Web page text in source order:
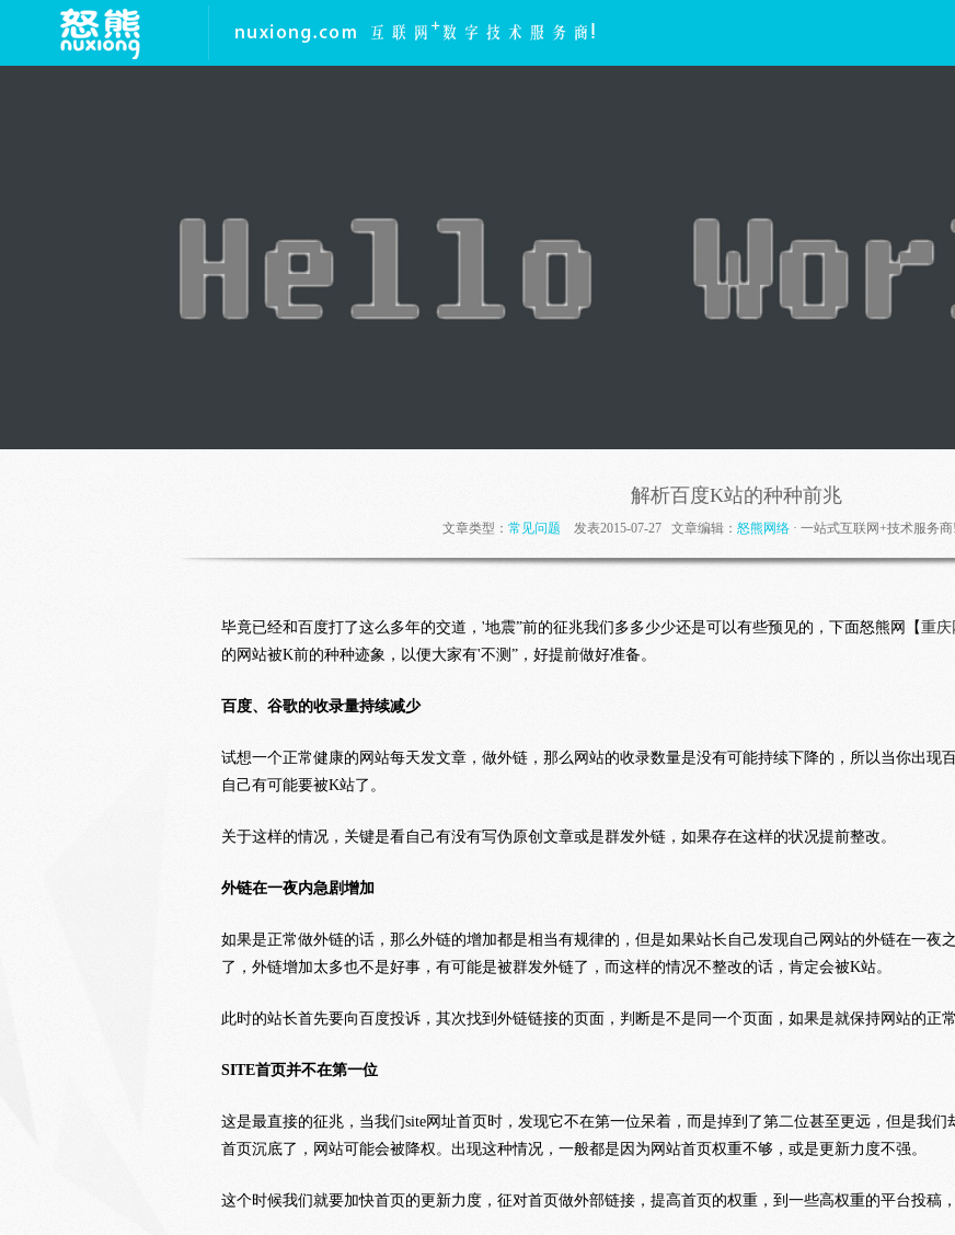
解析百度K站的种种前兆
文章类型： 常见问题 发表2015-07-27 文章编辑： 怒熊网络 · 一站式互联网+技术服务
毕竟已经和百度打了这么多年的交道，'地震”前的征兆我们多多少少还是可以有些预见的，下面怒熊网【重庆
的网站被K前的种种迹象，以便大家有'不测”，好提前做好准备。
百度、谷歌的收录量持续减少
试想一个正常健康的网站每天发文章，做外链，那么网站的收录数量是没有可能持续下降的，所以当你出现
自己有可能要被K站了。
关于这样的情况，关键是看自己有没有写伪原创文章或是群发外链，如果存在这样的状况提前整改。
外链在一夜内急剧增加
如果是正常做外链的话，那么外链的增加都是相当有规律的，但是如果站长自己发现自己网站的外链在一夜
了，外链增加太多也不是好事，有可能是被群发外链了，而这样的情况不整改的话，肯定会被K站。
此时的站长首先要向百度投诉，其次找到外链链接的页面，判断是不是同一个页面，如果是就保持网站的正
SITE首页并不在第一位
这是最直接的征兆，当我们site网址首页时，发现它不在第一位呆着，而是掉到了第二位甚至更远，但是我
首页沉底了，网站可能会被降权。出现这种情况，一般都是因为网站首页权重不够，或是更新力度不强。
这个时候我们就要加快首页的更新力度，征对首页做外部链接，提高首页的权重，到一些高权重的平台投稿